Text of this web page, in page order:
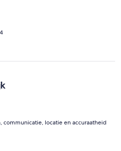
communicatie, locatie en accuraatheid